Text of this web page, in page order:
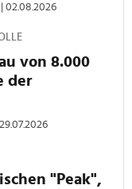
| 02.08.2026
von 8.000
der
| 29.07.2026
"Peak",